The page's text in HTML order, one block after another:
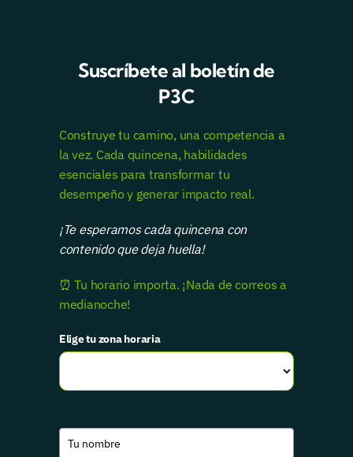
Suscríbete al boletín de
P3C
Construye tu camino, una competencia a
la vez. Cada quincena, habilidades
esenciales para transformar tu
desempeño y generar impacto real.
¡Te esperamos cada quincena con
contenido que deja huella!
⏰ Tu horario importa. ¡Nada de correos a
medianoche!
Elige tu zona horaria